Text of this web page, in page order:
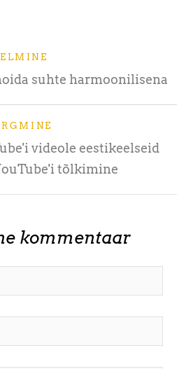
suhte harmoonilisena
videole eestikeelseid
tõlkimine
kommentaar